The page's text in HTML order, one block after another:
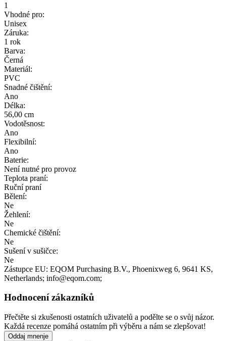
1
Vhodné pro:
Unisex
Záruka:
1 rok
Barva:
Černá
Materiál:
PVC
Snadné čištění:
Ano
Délka:
56,00 cm
Vodotěsnost:
Ano
Flexibilní:
Ano
Baterie:
Není nutné pro provoz
Teplota praní:
Ruční praní
Bělení:
Ne
Žehlení:
Ne
Chemické čištění:
Ne
Sušení v sušičce:
Ne
Zástupce EU: EQOM Purchasing B.V., Phoenixweg 6, 9641 KS,
Netherlands; info@eqom.com;
Hodnocení zákazníků
Přečtěte si zkušenosti ostatních uživatelů a podělte se o svůj názor.
Každá recenze pomáhá ostatním při výběru a nám se zlepšovat!
Oddaj mnenje